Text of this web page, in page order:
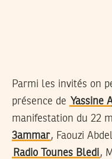
Parmi les invités on
présence de Yassine
manifestation du 22
3ammar, Faouzi
Radio Tounes Bledi,